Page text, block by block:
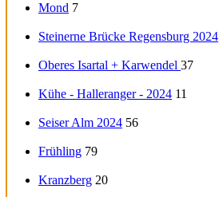
Mond 7
Steinerne Brücke Regensburg 2024
Oberes Isartal + Karwendel 37
Kühe - Halleranger - 2024 11
Seiser Alm 2024 56
Frühling 79
Kranzberg 20